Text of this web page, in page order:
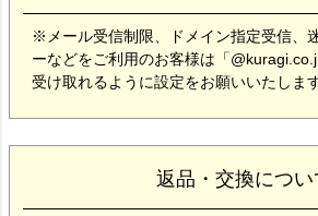
※メール受信制限、ドメイン指定受信、
ーなどをご利用のお客様は「
受け取れるように設定をお願いいたします
返品・交換につい